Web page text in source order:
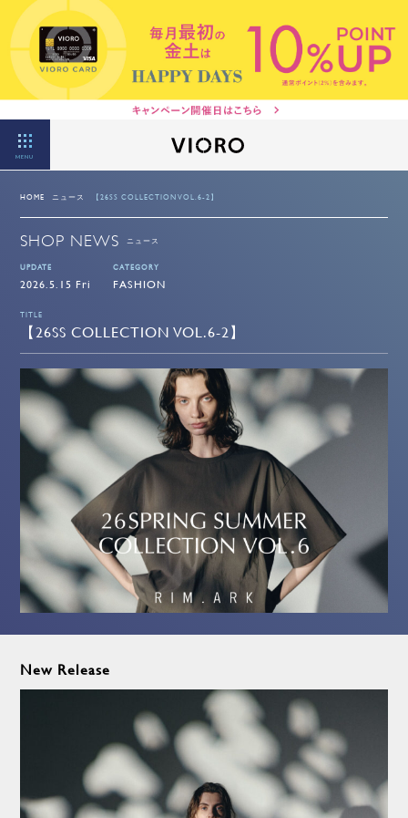
MENU
HOME ニュース 【26SS COLLECTION VOL.6-2】
SHOP NEWS ニュース
UPDATE
2026.5.15 Fri
CATEGORY
FASHION
TITLE
【26SS COLLECTION VOL.6-2】
New Release